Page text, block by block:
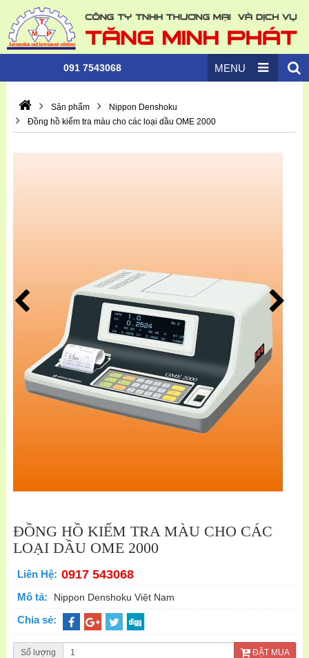
091 7543068 MENU
Sản phẩm
Nippon Denshoku
Đồng hồ kiểm tra màu cho các loại dầu OME 2000
ĐỒNG HỒ KIỂM TRA MÀU CHO CÁC
LOẠI DẦU OME 2000
Liên Hệ: 0917 543068
Mô tả: Nippon Denshoku Việt Nam
Chia sẻ:
Số lượng ĐẶT MUA